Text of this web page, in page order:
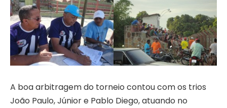
A boa arbitragem do torneio contou com os trios
João Paulo, Júnior e Pablo Diego, atuando no